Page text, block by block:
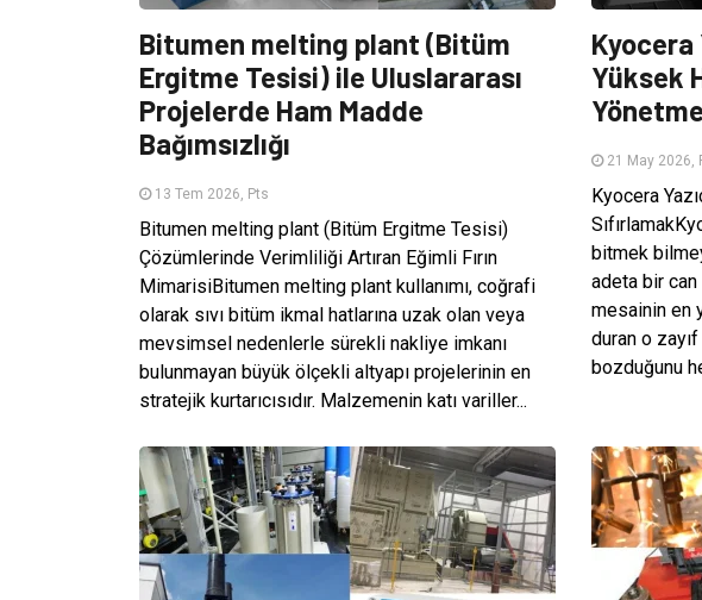
Bitumen melting plant (Bitüm
Ergitme Tesisi) ile Uluslararası
Projelerde Ham Madde
Bağımsızlığı
13 Tem 2026, Pts
Bitumen melting plant (Bitüm Ergitme Tesisi)
Çözümlerinde Verimliliği Artıran Eğimli Fırın
MimarisiBitumen melting plant kullanımı, coğrafi
olarak sıvı bitüm ikmal hatlarına uzak olan veya
mevsimsel nedenlerle sürekli nakliye imkanı
bulunmayan büyük ölçekli altyapı projelerinin en
stratejik kurtarıcısıdır. Malzemenin katı variller...
Kyocera
Yüksek
21 May 2026,
Kyocera
bitmek
adeta bir can
mesainin en
duran o
bozduğunu